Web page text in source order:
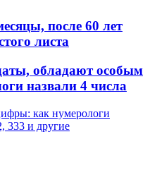
после 60 лет
листа
обладают особым
назвали 4 числа
как нумерологи
333 и другие